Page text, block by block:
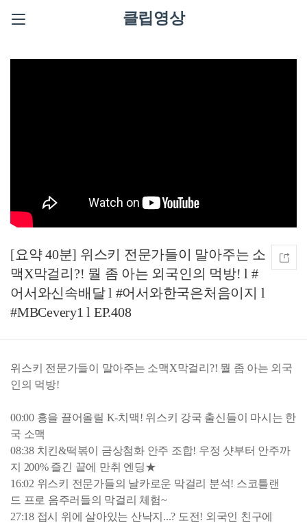
클립영상
[요약 40분] 위스키 전문가들이 말아주는 소
맥X막걸리?! 뭘 좀 아는 외국인의 먹방! l #
어서와신속배달 l #어서와한국은처음이지 l
#MBCevery1 l EP.408
위스키 전문가들이 말아주는 소맥X막걸리?! 뭘 좀 아는 외국
인의 먹방!
00:00 흥을 끌어올릴 K-치맥! 위스키 강국 출신들이 마시는 한
국 소맥
08:38 치킨&떡볶이 금상첨화 안주 조합! 우정 샷부터 안주까
지 200% 즐긴 끝에 만취 엔딩★
16:02 위스키 전문가들의 날카로운 막걸리 분석! 스코틀랜
드 프로 음주러들의 막걸리 체험~
27:18 접시 위에 살아있는 산낙지...? 도전! 외국인 친구에